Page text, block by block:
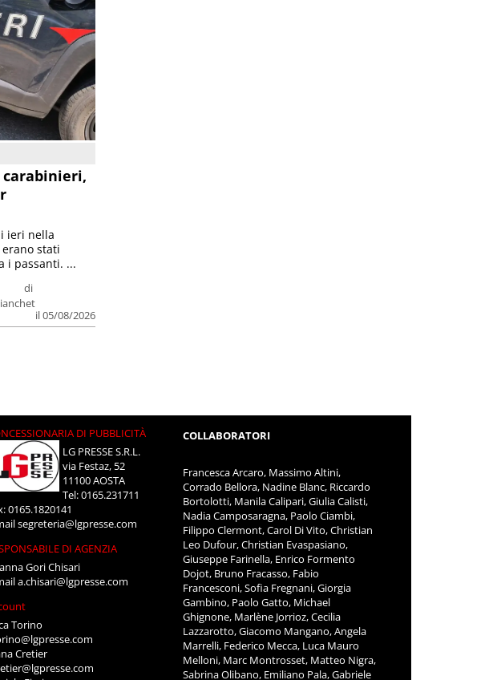
carabinieri,
di
il 05/08/2026
ieri nella
stati
i passanti. ...
DI PUBBLICITÀ
LG PRESSE S.R.L.
via Festaz, 52
11100 AOSTA
Tel: 0165.231711
0165.1820141
segreteria@lgpresse.com
DI AGENZIA
Gori Chisari
a.chisari@lgpresse.com
Torino
Cretier
COLLABORATORI
Francesca Arcaro, Massimo Altini,
Corrado Bellora, Nadine Blanc, Riccardo
Bortolotti, Manila Calipari, Giulia Calisti,
Nadia Camposaragna, Paolo Ciambi,
Filippo Clermont, Carol Di Vito, Christian
Leo Dufour, Christian Evaspasiano,
Giuseppe Farinella, Enrico Formento
Dojot, Bruno Fracasso, Fabio
Francesconi, Sofia Fregnani, Giorgia
Gambino, Paolo Gatto, Michael
Ghignone, Marlène Jorrioz, Cecilia
Lazzarotto, Giacomo Mangano, Angela
Marrelli, Federico Mecca, Luca Mauro
Melloni, Marc Montrosset, Matteo Nigra,
Sabrina Olibano, Emiliano Pala, Gabriele